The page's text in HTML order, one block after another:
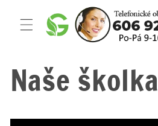
obsahu
Naše školka